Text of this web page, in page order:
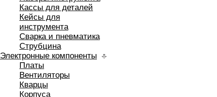
Кассы для деталей
Кейсы для
инструмента
Сварка и пневматика
Струбцина
Электронные компоненты
Платы
Вентиляторы
Кварцы
Корпуса